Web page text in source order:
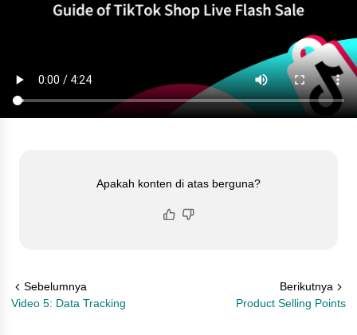
Apakah konten di atas berguna?
Sebelumnya
Video 5: Data Tracking
Berikutnya
Product Selling Points